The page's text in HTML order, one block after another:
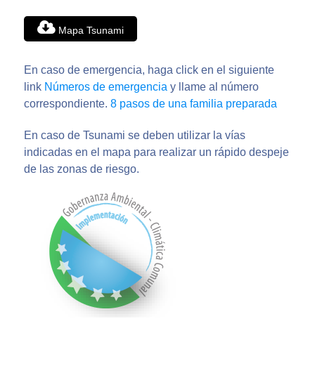
Mapa Tsunami
En caso de emergencia, haga click en el siguiente
link Números de emergencia y llame al número
correspondiente. 8 pasos de una familia preparada
En caso de Tsunami se deben utilizar la vías
indicadas en el mapa para realizar un rápido despeje
de las zonas de riesgo.